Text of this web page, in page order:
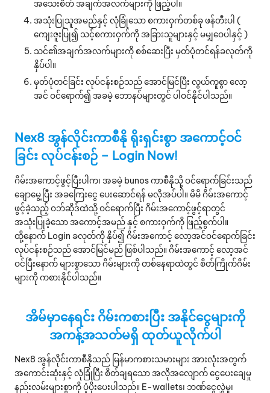
အသေးစိတ် အချက်အလက်များကို ဖြည့်ပါ။
အသုံးပြုသူအမည်နှင့် လုံခြုံသော စကားဝှက်တစ်ခု ဖန်တီးပါ (
ကျေးဇူးပြု၍ သင့်စကားဝှက်ကို အခြားသူများနှင့် မမျှဝေပါနှင့် )
သင်၏အချက်အလက်များကို စစ်ဆေးပြီး မှတ်ပုံတင်ရန်ခလုတ်ကို
နှိပ်ပါ။
မှတ်ပုံတင်ခြင်း လုပ်ငန်းစဉ်သည် အောင်မြင်ပြီး လွယ်ကူစွာ လော့
အင် ဝင်ရောက်၍ အခမဲ့ ဘောနပ်များတွင် ပါဝင်နိုင်ပါသည်။
Nex8 အွန်လိုင်းကာစီနို ရိုးရှင်းစွာ အကောင့်ဝင်
ခြင်း လုပ်ငန်းစဉ် – Login Now!
ဂိမ်းအကောင့်ဖွင့်ပြီးပါက၊ အခမဲ့ bunos ကာစီနိုသို့ ဝင်ရောက်ခြင်းသည်
ချောမွေ့ပြီး အခကြေးငွေ ပေးဆောင်ရန် မလိုအပ်ပါ။ မိမိ ဂိမ်းအကောင့်
ဖွင့်ခဲ့သည့် ဝဘ်ဆိုဒ်ထဲသို့ ဝင်ရောက်ပြီး ဂိမ်းအကောင့်ဖွင့်ရာတွင်
အသုံးပြုခဲ့သော အကောင့်အမည် နှင့် စကားဝှက်ကို ဖြည့်စွက်ပါ။
ထို့နောက် Login ခလုတ်ကို နှိပ်၍ ဂိမ်းအကောင့် လော့အင်ဝင်ရောက်ခြင်း
လုပ်ငန်းစဉ်သည် အောင်မြင်မည် ဖြစ်ပါသည်။ ဂိမ်းအကောင့် လော့အင်
ဝင်ပြီးနောက် များစွာသော ဂိမ်းများကို တစ်နေရာထဲတွင် စိတ်ကြိုက်ဂိမ်း
များကို ကစားနိုင်ပါသည်။
အိမ်မှာနေရင်း ဂိမ်းကစားပြီး အနိုင်ငွေများကို
အကန့်အသတ်မရှိ ထုတ်ယူလိုက်ပါ
Nex8 အွန်လိုင်းကာစီနိုသည် မြန်မာကစားသမားများ အားလုံးအတွက်
အကောင်းဆုံးနှင့် လုံခြုံပြီး စိတ်ချရသော အလိုအလျောက် ငွေပေးချေမှု
နည်းလမ်းများစွာကို ပံ့ပိုးပေးပါသည်။ E-wallets၊ ဘဏ်ငွေလွှဲမှု၊